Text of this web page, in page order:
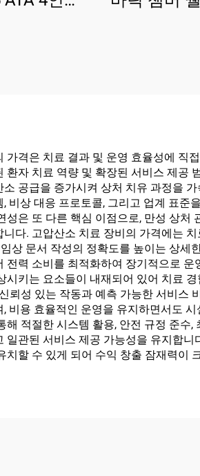
가격은 치료 결과 및 운영 효율성에 직
환자 치료 역량 및 확장된 서비스 제공
공급을 증가시켜 상처 치유 과정을
비상 대응 프로토콜, 그리고 업계 표
성은 또 다른 핵심 이점으로, 만성 상
다. 고압산소 치료 장비의 가격에는
상 문서 작성의 정확도를 높이는 상
전력 소비를 최적화하여 장기적으로
시키는 요소들이 내재되어 있어 치료
뢰성 있는 작동과 예측 가능한 서비스
비용 효율적인 운영을 유지하면서도
해 적절한 시스템 활용, 안전 규정 준
일관된 서비스 제공 가능성을 유지합
치할 수 있게 되어 수익 창출 잠재력이